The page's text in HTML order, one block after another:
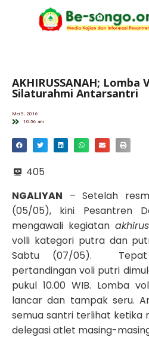
AKHIRUSSANAH; Lomba
Silaturahmi Antarsantri
Mei 9, 2016
10:56 am
405
NGALIYAN – Setelah
(05/05), kini Pesantren
mengawali kegiatan ak
volli kategori putra dan
Sabtu (07/05).
pertandingan voli putri
pukul 10.00 WIB. Lomba
lancar dan tampak seru.
semua santri terlihat ketika
delegasi atlet masing-